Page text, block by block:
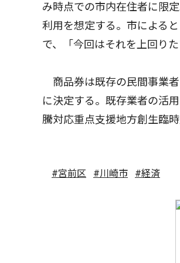
み時点での市内在住者に限
利用を想定する。市による
で、「今回はそれを上回りた
商品券は既存の民間事業
に決定する。既存業者の活
騰対応重点支援地方創生臨
#宮前区 #川崎市 #経済